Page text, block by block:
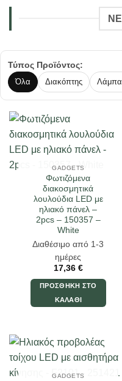
Τύπος Προϊόντος:
Όλα Διακόπτης
GADGETS
Φωτιζόμενα
διακοσμητικά
λουλούδια LED με
ηλιακό πάνελ –
2pcs – 150357 –
White
Διαθέσιμο από 1-3
ημέρες
17,36 €
ΠΡΟΣΘΉΚΗ ΣΤΟ
ΚΑΛΆΘΙ
GADGETS